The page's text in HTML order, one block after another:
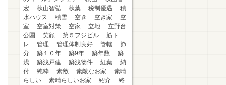
宏
秋山智弘 秋葉 税制優遇
積
水ハウス
積雪 空き 空き家
空
室
空室対策 空家 立地
立野台
公園
笑顔 第５フジビル
筋ト
レ
管理 管理体制良好 管轄
節
分
築１０年 築9年 築年数
築
浅
築浅戸建 築浅物件 紅葉
納
付
純粋 素敵 素敵なお家
素晴
らしい
素晴らしいお家 紹介
終